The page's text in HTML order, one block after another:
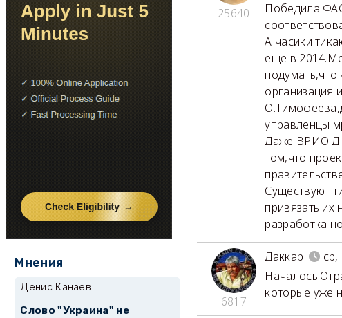
25640
Победила
А часики
еще в
организация
управленцы
Даже ВРИО
том,что
Существуют
привязать их
разработка
6817
Даккар
которые уже
Мнения
Денис Канаев
Слово "Украина" не